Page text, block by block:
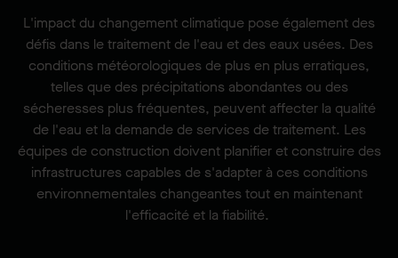
L'impact du changement climatique pose également des
défis dans le traitement de l'eau et des eaux usées. Des
conditions météorologiques de plus en plus erratiques,
telles que des précipitations abondantes ou des
sécheresses plus fréquentes, peuvent affecter la qualité
de l'eau et la demande de services de traitement. Les
équipes de construction doivent planifier et construire des
infrastructures capables de s'adapter à ces conditions
environnementales changeantes tout en maintenant
l'efficacité et la fiabilité.